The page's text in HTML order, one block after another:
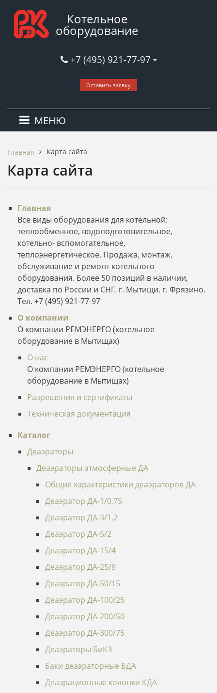
Котельное
оборудование
+7 (495) 921-77-97
Оставить заявку
МЕНЮ
Главная Карта сайта
Карта сайта
Главная
Все виды оборудования для котельной:
теплообменное, водоподготовительное,
котельно- вспомогательное,
теплоэнергетическое. Продажа, монтаж,
обслуживание и ремонт котельного
оборудования. Более 50 позиций в наличии,
доставка по России и СНГ. г. Мытищи, г. Фрязино.
Тел. +7 (495) 921-77-97
О компании
О компании РЕМЭНЕРГО (котельное
оборудование в Мытищах)
О нас
О компании РЕМЭНЕРГО (котельное
оборудование в Мытищах)
Разрешения и сертификаты
Техническая документация
Каталог
Деаэраторы
Деаэраторы атмосферные ДА
Общие характеристики деаэраторов ДА
Деаэратор ДА-1/0,75
Деаэратор ДА-3/1,2
Деаэратор ДА-5/2
Деаэратор ДА-15/4
Деаэратор ДА-25/8
Деаэратор ДА-50/15
Деаэратор ДА-100/25
Деаэратор ДА-200/50
Деаэратор ДА-300/75
Деаэраторы БиКЗ
Баки деаэраторные БДА
Деаэрационные колонки КДА